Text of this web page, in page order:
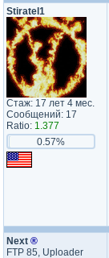
Stiratel1
Стаж: 17 лет 4 мес.
Сообщений: 17
Ratio: 1.377
0.57%
Next ®
FTP 85, Uploader